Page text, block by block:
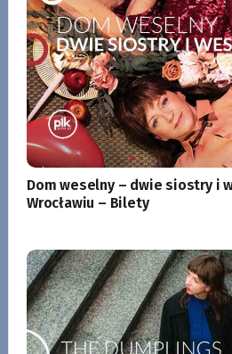
Dom weselny – dwie siostry i
Wrocławiu – Bilety